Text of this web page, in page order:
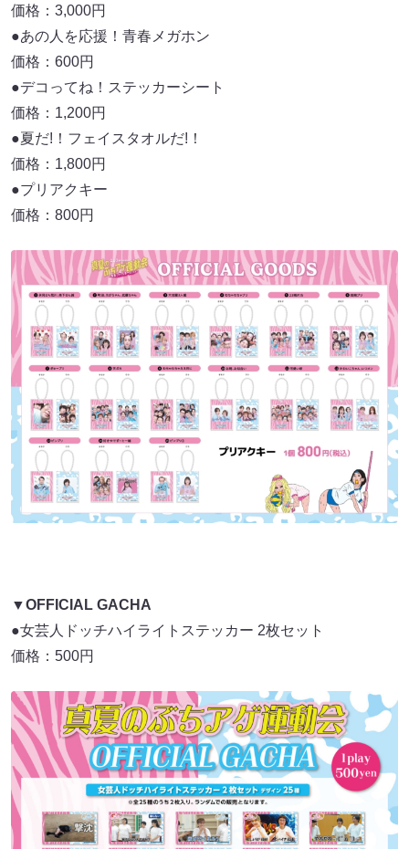
価格：3,000円
●あの人を応援！青春メガホン
価格：600円
●デコってね！ステッカーシート
価格：1,200円
●夏だ!！フェイスタオルだ!！
価格：1,800円
●プリアクキー
価格：800円
▼OFFICIAL GACHA
●女芸人ドッチハイライトステッカー 2枚セット
価格：500円